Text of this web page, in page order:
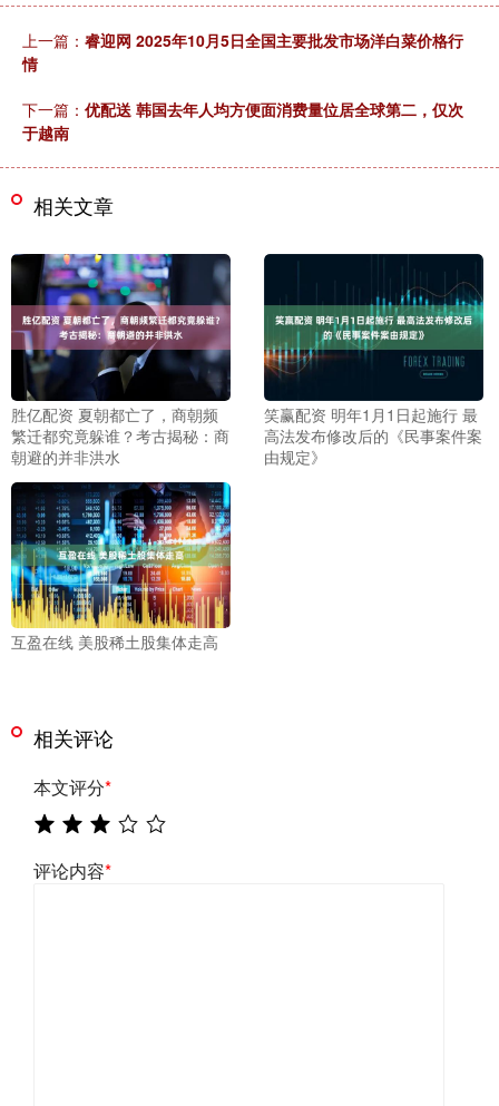
上一篇： 睿迎网 2025年10月5日全国主要批发市场洋白菜价格行
情
下一篇： 优配送 韩国去年人均方便面消费量位居全球第二，仅次
于越南
相关文章
胜亿配资 夏朝都亡了，商朝频
繁迁都究竟躲谁？考古揭秘：商
朝避的并非洪水
笑赢配资 明年1月1日起施行 最
高法发布修改后的《民事案件案
由规定》
互盈在线 美股稀土股集体走高
相关评论
本文评分*
评论内容*